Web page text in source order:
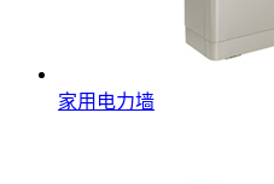
家用电力墙